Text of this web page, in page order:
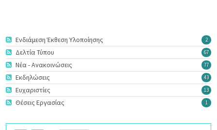
2
Ενδιάμεση Έκθεση Υλοποίησης
67
Δελτία Τύπου
77
Νέα - Ανακοινώσεις
43
Εκδηλώσεις
13
Ευχαριστίες
1
Θέσεις Εργασίας